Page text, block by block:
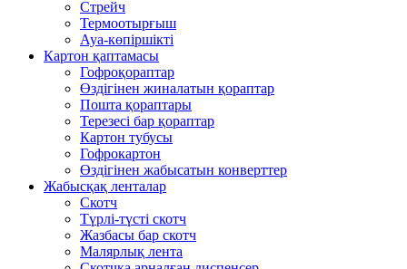
Стрейч
Термоотырғыш
Ауа-көпіршікті
Картон қаптамасы
Гофроқораптар
Өздігінен жиналатын қораптар
Пошта қораптары
Терезесі бар қораптар
Картон тубусы
Гофрокартон
Өздігінен жабысатын конверттер
Жабысқақ ленталар
Скотч
Түрлі-түсті скотч
Жазбасы бар скотч
Малярлық лента